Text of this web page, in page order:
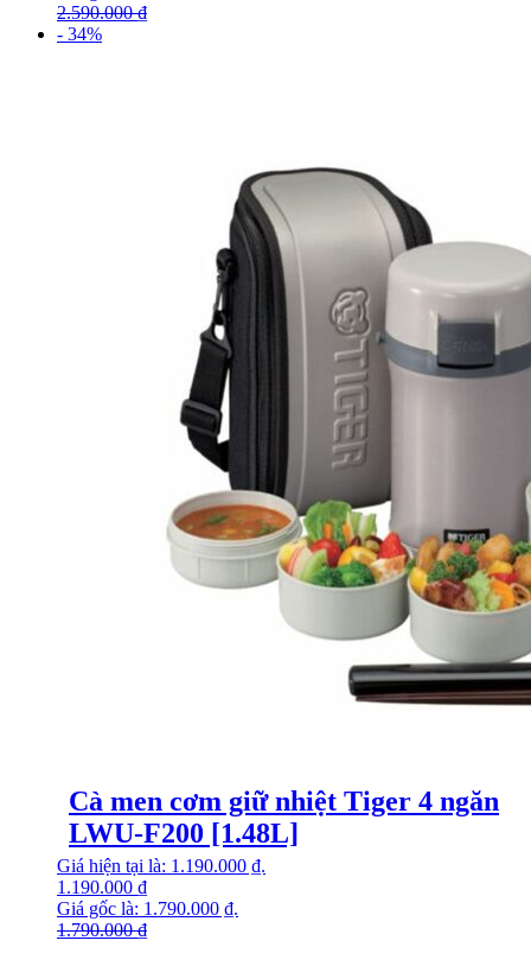
2.590.000₫
- 34%
Cà men cơm giữ nhiệt Tiger 4 ngăn
LWU-F200 [1.48L]
1.790.000₫
Giá gốc là: 1.790.000 ₫.
1.190.000 ₫
Giá hiện tại là: 1.190.000 ₫.